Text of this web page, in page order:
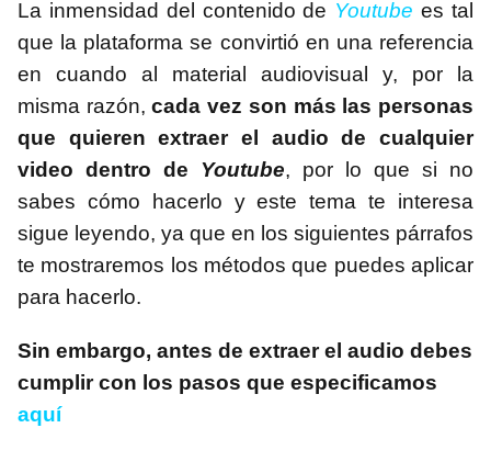
La inmensidad del contenido de Youtube es tal
que la plataforma se convirtió en una referencia
en cuando al material audiovisual y, por la
misma razón,cada vez son más las personas
que quieren extraer el audio de cualquier
video dentro de Youtube, por lo que si no
sabes cómo hacerlo y este tema te interesa
sigue leyendo, ya que en los siguientes párrafos
te mostraremos los métodos que puedes aplicar
para hacerlo.
Sin embargo, antes de extraer el audio debes
cumplir con los pasos que especificamos
aquí